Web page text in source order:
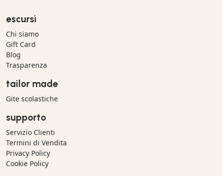
escursì
Chi siamo
Gift Card
Blog
Trasparenza
tailor made
Gite scolastiche
supporto
Servizio Clienti
Termini di Vendita
Privacy Policy
Cookie Policy